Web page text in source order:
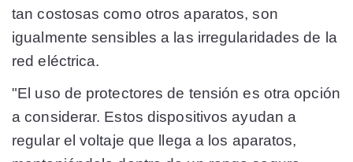
tan costosas como otros aparatos, son
igualmente sensibles a las irregularidades de la
red eléctrica.
"El uso de protectores de tensión es otra opción
a considerar. Estos dispositivos ayudan a
regular el voltaje que llega a los aparatos,